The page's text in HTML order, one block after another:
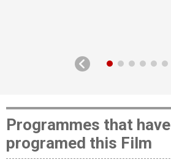
Programmes that have
programed this Film